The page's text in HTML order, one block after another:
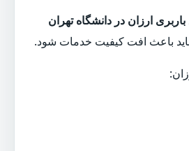
باربری ارزان در دانشگاه تهران
باعث افت کیفیت خدمات شود.